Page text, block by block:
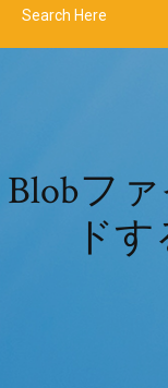
Blobフ
ド